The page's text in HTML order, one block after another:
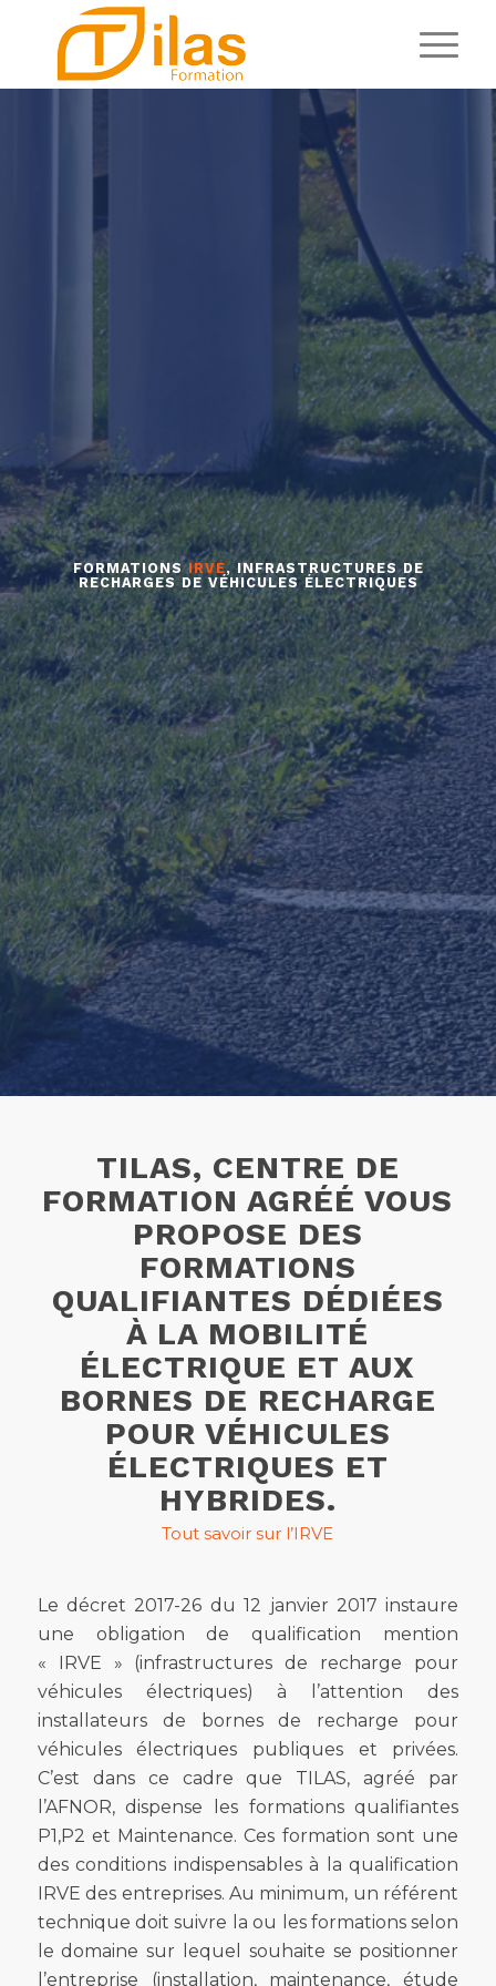
FORMATIONSIRVE, INFRASTRUCTURES DE
RECHARGES DE VÉHICULES ÉLECTRIQUES
TILAS, CENTRE DE
FORMATION AGRÉÉ VOUS
PROPOSE DES
FORMATIONS
QUALIFIANTES DÉDIÉES
À LA MOBILITÉ
ÉLECTRIQUE ET AUX
BORNES DE RECHARGE
POUR VÉHICULES
ÉLECTRIQUES ET
HYBRIDES.
Tout savoir sur l’IRVE
Le décret 2017-26 du 12 janvier 2017 instaure
une obligation de qualification mention
« IRVE » (infrastructures de recharge pour
véhicules électriques) à l’attention des
installateurs de bornes de recharge pour
véhicules électriques publiques et privées.
C’est dans ce cadre que TILAS, agréé par
l’AFNOR, dispense les formations qualifiantes
P1,P2 et Maintenance. Ces formation sont une
des conditions indispensables à la qualification
IRVE des entreprises. Au minimum, un référent
technique doit suivre la ou les formations selon
le domaine sur lequel souhaite se positionner
l’entreprise (installation, maintenance, étude